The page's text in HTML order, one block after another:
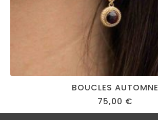
BOUCLES AUTOMNE
75,00 €